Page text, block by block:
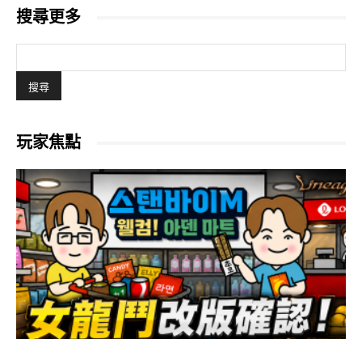
搜尋更多
玩家焦點